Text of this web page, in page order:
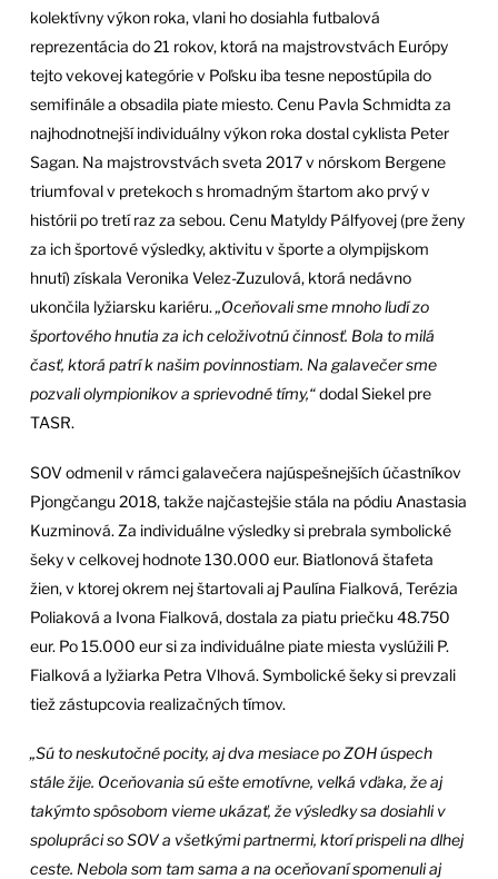
kolektívny výkon roka, vlani ho dosiahla futbalová
reprezentácia do 21 rokov, ktorá na majstrovstvách Európy
tejto vekovej kategórie v Poľsku iba tesne nepostúpila do
semifinále a obsadila piate miesto. Cenu Pavla Schmidta za
najhodnotnejší individuálny výkon roka dostal cyklista Peter
Sagan. Na majstrovstvách sveta 2017 v nórskom Bergene
triumfoval v pretekoch s hromadným štartom ako prvý v
histórii po tretí raz za sebou. Cenu Matyldy Pálfyovej (pre ženy
za ich športové výsledky, aktivitu v športe a olympijskom
hnutí) získala Veronika Velez-Zuzulová, ktorá nedávno
ukončila lyžiarsku kariéru.„Oceňovali sme mnoho ľudí zo
športového hnutia za ich celoživotnú činnosť. Bola to milá
časť, ktorá patrí k našim povinnostiam. Na galavečer sme
pozvali olympionikov a sprievodné tímy,“dodal Siekel pre
TASR.
SOV odmenil v rámci galavečera najúspešnejších účastníkov
Pjongčangu 2018, takže najčastejšie stála na pódiu Anastasia
Kuzminová. Za individuálne výsledky si prebrala symbolické
šeky v celkovej hodnote 130.000 eur. Biatlonová štafeta
žien, v ktorej okrem nej štartovali aj Paulína Fialková, Terézia
Poliaková a Ivona Fialková, dostala za piatu priečku 48.750
eur. Po 15.000 eur si za individuálne piate miesta vyslúžili P.
Fialková a lyžiarka Petra Vlhová. Symbolické šeky si prevzali
tiež zástupcovia realizačných tímov.
„Sú to neskutočné pocity, aj dva mesiace po ZOH úspech
stále žije. Oceňovania sú ešte emotívne, veľká vďaka, že aj
takýmto spôsobom vieme ukázať, že výsledky sa dosiahli v
spolupráci so SOV a všetkými partnermi, ktorí prispeli na dlhej
ceste. Nebola som tam sama a na oceňovaní spomenuli aj